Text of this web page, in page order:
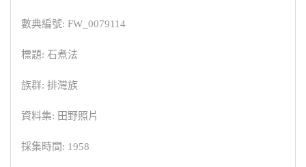
數典編號: FW_0079114
標題: 石煮法
族群: 排灣族
資料集: 田野照片
採集時間: 1958